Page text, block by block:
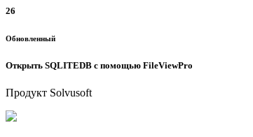
26
Обновленный
Открыть SQLITEDB с помощью FileViewPro
Продукт Solvusoft